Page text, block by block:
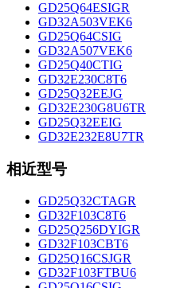
GD25Q64ESIGR
GD32A503VEK6
GD25Q64CSIG
GD32A507VEK6
GD25Q40CTIG
GD32E230C8T6
GD25Q32EEJG
GD32E230G8U6TR
GD25Q32EEIG
GD32E232E8U7TR
相近型号
GD25Q32CTAGR
GD32F103C8T6
GD25Q256DYIGR
GD32F103CBT6
GD25Q16CSJGR
GD32F103FTBU6